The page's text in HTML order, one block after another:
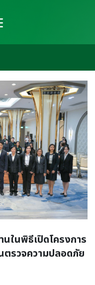
ในพิธีเปิดโครงการ
รวจความปลอดภัย